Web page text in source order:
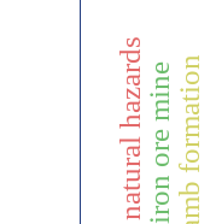
amb formation
natural hazards